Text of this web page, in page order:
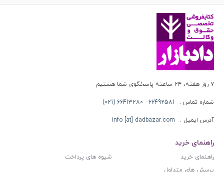
۷ روز هفته، ۲۴ ساعته پاسخگوی شما هستیم
شماره تماس : 66492581 - 66413280 (021)
آدرس ایمیل : info [at] dadbazar.com
راهنمای خرید
راهنمای خرید
شیوه های پرداخت
پرسش های متداول